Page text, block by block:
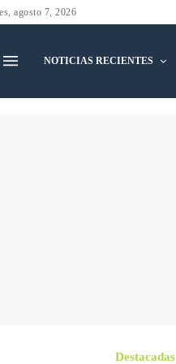
agosto 7, 2026
NOTICIAS RECIENTES
Destacadas